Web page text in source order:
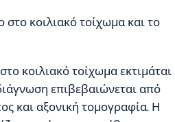
στο κοιλιακό τοίχωμα και το
κοιλιακό τοίχωμα εκτιμάται
επιβεβαιώνεται από
και αξονική τομογραφία. Η